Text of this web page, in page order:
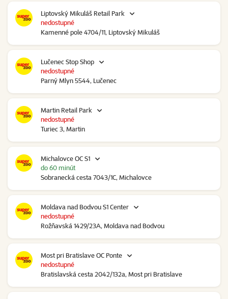
Liptovský Mikuláš Retail Park
Kamenné pole 4704/11, Liptovský Mikuláš
nedostupné
Lučenec Stop Shop
Parný Mlyn 5544, Lučenec
nedostupné
Martin Retail Park
Turiec 3, Martin
nedostupné
Michalovce OC S1
Sobranecká cesta 7043/1C, Michalovce
do 60 minút
Moldava nad Bodvou S1 Center
Rožňavská 1429/23A, Moldava nad Bodvou
nedostupné
Most pri Bratislave OC Ponte
Bratislavská cesta 2042/132a, Most pri Bratislave
nedostupné